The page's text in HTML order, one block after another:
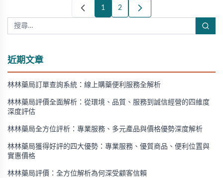
1 2
近期文章
林林藥局訂單查詢系統：線上購藥便利服務全解析
林林藥局評價全面解析：從環境、品質、服務到誠信經營的四維度
深度評估
林林藥局全方位評析：專業服務、多元產品與價格優勢深度解析
林林藥局獲得好評的四大優勢：專業服務、優質商品、便利位置與
實惠價格
林林藥局評價：全方位解析為何深受顧客信賴